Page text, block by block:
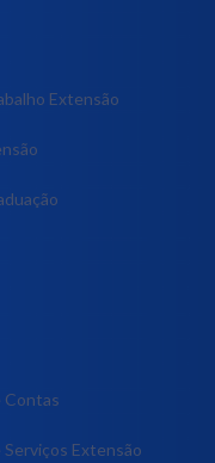
Extensão
Contas
Extensão